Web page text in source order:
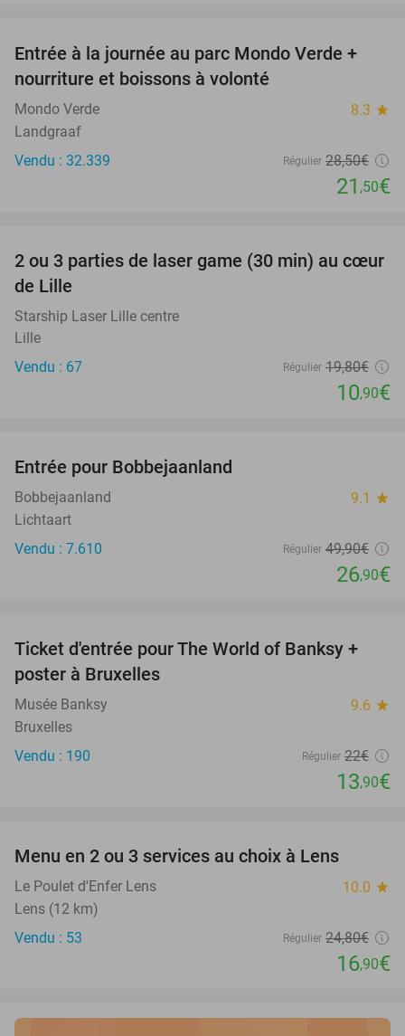
25%
Entrée à la journée au parc Mondo Verde +
nourriture et boissons à volonté
Mondo Verde 8.3 star
Landgraaf
Vendu : 32.339
Régulier 28,50€
21 ,50€
45%
2 ou 3 parties de laser game (30 min) au cœur
de Lille
Starship Laser Lille centre
Lille
Vendu : 67
Régulier 19,80€
10,90€
Entrée pour Bobbejaanland
Bobbejaanland 9.1 star
Lichtaart
Vendu : 7.610
Régulier 49,90€
26,90€
37%
Ticket d'entrée pour The World of Banksy +
poster à Bruxelles
Musée Banksy 9.6 star
Bruxelles
Vendu : 190
Régulier 22€
13,90€
Menu en 2 ou 3 services au choix à Lens
Le Poulet d'Enfer Lens 10.0 star
Lens (12 km)
Vendu : 53
Régulier 24,80€
16,90€